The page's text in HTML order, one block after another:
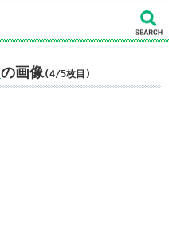
の画像(4/5枚目)